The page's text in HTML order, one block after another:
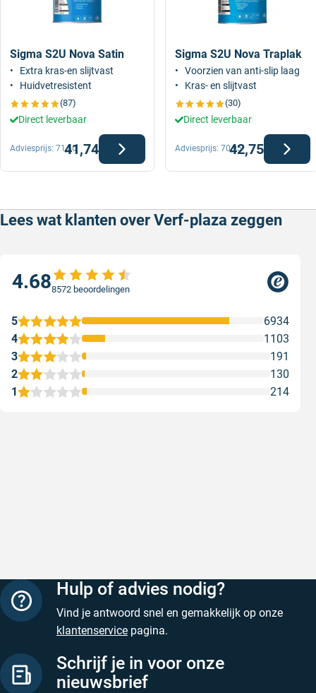
Sigma S2U Nova Satin
Extra kras-en slijtvast
Huidvetresistent
(87)
Direct leverbaar
41,74
Adviesprijs: 71,50
Sigma S2U Nova Traplak
Voorzien van anti-slip laag
Kras- en slijtvast
(30)
Direct leverbaar
42,75
Adviesprijs: 70,95
Lees wat klanten over Verf-plaza zeggen
4.688572 beoordelingen
1 214
2 130
3 191
4 1103
5 6934
Hulp of advies nodig?
Vind je antwoord snel en gemakkelijk op onze
klantenservice pagina.
Schrijf je in voor onze
nieuwsbrief